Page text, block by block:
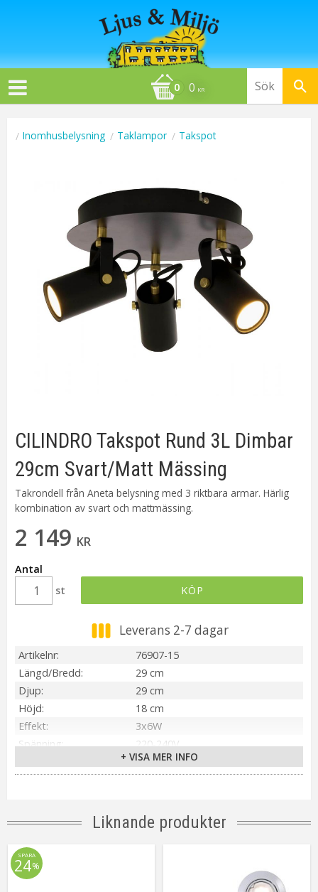
0 KR
Inomhusbelysning Taklampor Takspot
CILINDRO Takspot Rund 3L Dimbar
29cm Svart/Matt Mässing
Takrondell från Aneta belysning med 3 riktbara armar. Härlig
kombination av svart och mattmässing.
2 149 KR
Antal
st
KÖP
Leverans 2-7 dagar
Artikelnr
76907-15
Längd/Bredd
29 cm
Djup
29 cm
Höjd
18 cm
Effekt
3x6W
Spänning
220-240V
IP20
Material / Färg
Svart/Matt Mässing
Integrerad ljuskälla
3000K
Lumen
Livslängd
+ VISA MER INFO
Liknande produkter
SPARA
24%